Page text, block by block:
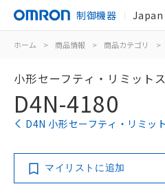
制御機器 Japan
ホーム > 商品情報 > 商品カテゴリ >
小形セーフティ・リミット
D4N-4180
D4N 小形セーフティ・リミッ
マイリストに追加